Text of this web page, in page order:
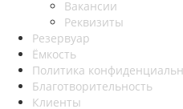
Вакансии
Реквизиты
Резервуар
Ёмкость
Политика
Благотворительность
Клиенты